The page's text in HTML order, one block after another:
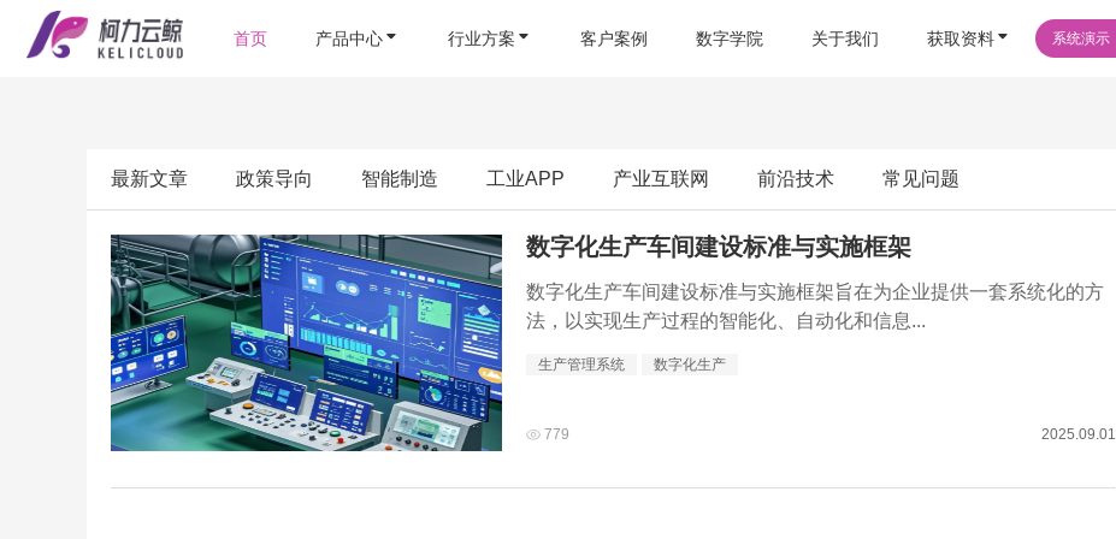
首页 产品中心 行业方案 客户案例 数字学院 关于我们 获取资料 系统演示
最新文章 政策导向 智能制造 工业APP 产业互联网 前沿技术 常见问题
数字化生产车间建设标准与实施框架
数字化生产车间建设标准与实施框架旨在为企业提供一套系统化的方
法，以实现生产过程的智能化、自动化和信息...
生产管理系统 数字化生产
779 2025.09.01